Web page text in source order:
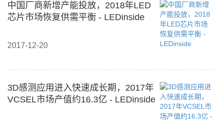
中国厂商新增产能投放，2018年LED
芯片市场恢复供需平衡 - LEDinside
2017-12-20
3D感测应用进入快速成长期，2017年
VCSEL市场产值约16.3亿 - LEDinside